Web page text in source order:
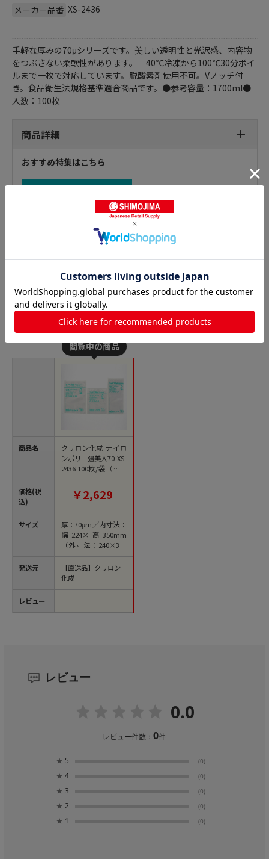
メーカー品番 XS-2436
手軽な厚みの70μシリーズです。美しい透明性と光沢感、内容物
をつぶさない柔軟性があります。－40℃冷凍から100℃30分ボイ
ルまで一枚で対応しています。脱酸素剤使用不可。Vノッチ付
き。食品衛生法規格基準適合商品です。●参考容量：1700ml●
入数：100枚
商品詳細
おすすめ特集はこちら
ナイロンポリ 三方袋 ノンバリアの人気商品との比較
商品名
価格(税
込)
サイズ
発送元
レビュー
クリロン化成 ナイロ
ンポリ 彊美人70 XS-
2436 100枚/袋（ご注
文単位10袋）【直送
￥2,629
厚：70μm／内寸法：
幅224×高350mm
（外寸法：240×360
mm）
【直送品】クリロン
化成
レビュー
0.0
レビュー件数：0件
★ 5 (0)
★ 4 (0)
★ 3 (0)
★ 2 (0)
★ 1 (0)